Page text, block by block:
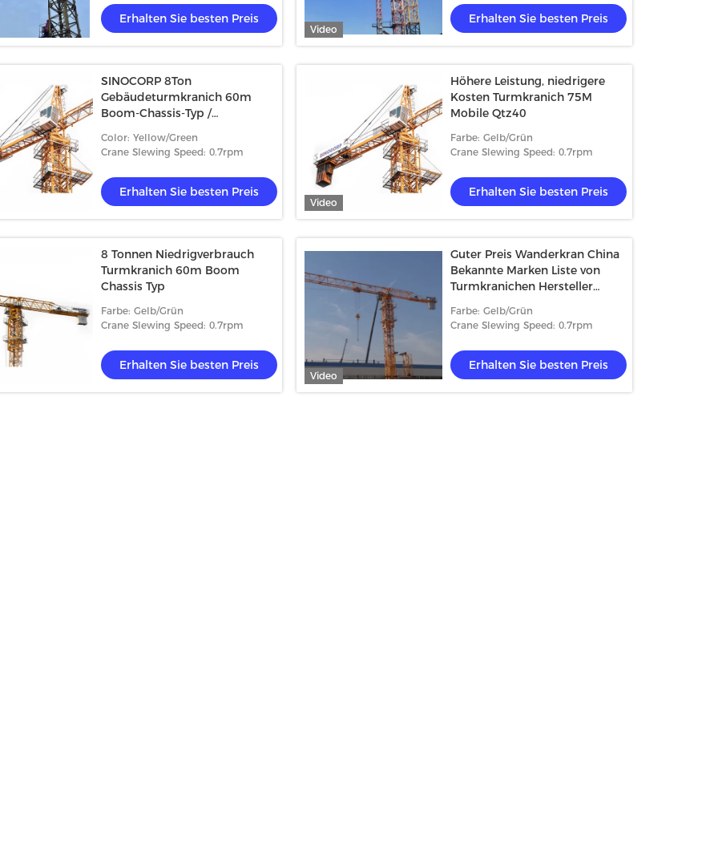
Erhalten Sie besten Preis
Video
Erhalten Sie besten Preis
SINOCORP 8Ton
Gebäudeturmkranich 60m
Boom-Chassis-Typ /
mit Ankerrahmen
Color: Yellow/Green
Crane Slewing Speed: 0.7rpm
Erhalten Sie besten Preis
Video
Höhere Leistung, niedrigere
Kosten Turmkranich 75M
Mobile Qtz40
Farbe: Gelb/Grün
Crane Slewing Speed: 0.7rpm
Erhalten Sie besten Preis
8 Tonnen Niedrigverbrauch
Turmkranich 60m Boom
Chassis Typ
Farbe: Gelb/Grün
Crane Slewing Speed: 0.7rpm
Erhalten Sie besten Preis
Video
Guter Preis Wanderkran China
Bekannte Marken Liste von
Turmkranichen Hersteller
Farbe: Gelb/Grün
Crane Slewing Speed: 0.7rpm
Erhalten Sie besten Preis